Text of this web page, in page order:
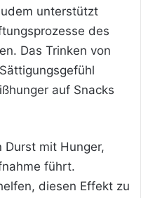
unterstützt
des
Das Trinken von
auf Snacks
Durst mit Hunger,
führt.
diesen Effekt zu